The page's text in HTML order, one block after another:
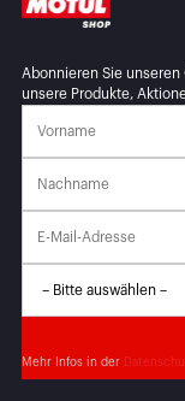
Abonnieren Sie
unsere Produkte,
Mehr Infos in der